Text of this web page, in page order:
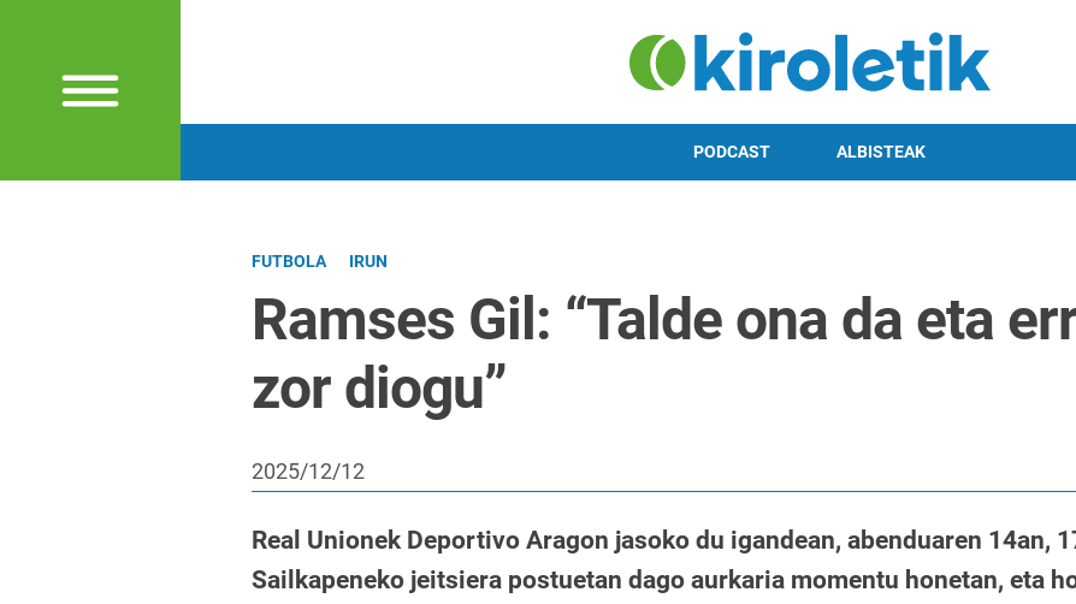
PODCAST ALBISTEAK
FUTBOLA IRUN
Ramses Gil: “Talde ona da eta
zor diogu”
2025/12/12
Real Unionek Deportivo Aragon jasoko du igandean, abenduaren 14an,
Sailkapeneko jeitsiera postuetan dago aurkaria momentu honetan, eta